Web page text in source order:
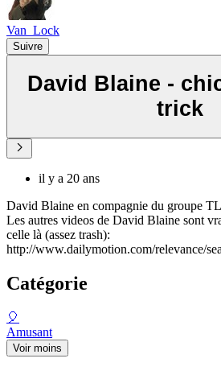
Van_Lock
Suivre
David Blaine -
trick
il y a 20 ans
David Blaine en compagnie du groupe
Les autres videos de David Blaine sont
celle là (assez trash):
http://www.dailymotion.com/relevance/
Catégorie
🎈
Amusant
Voir moins